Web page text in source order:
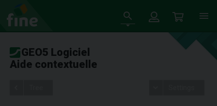
GEO5 Logiciel
Aide contextuelle